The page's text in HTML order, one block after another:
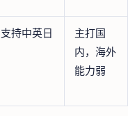
支持中英日
主打国
内，海外
能力弱